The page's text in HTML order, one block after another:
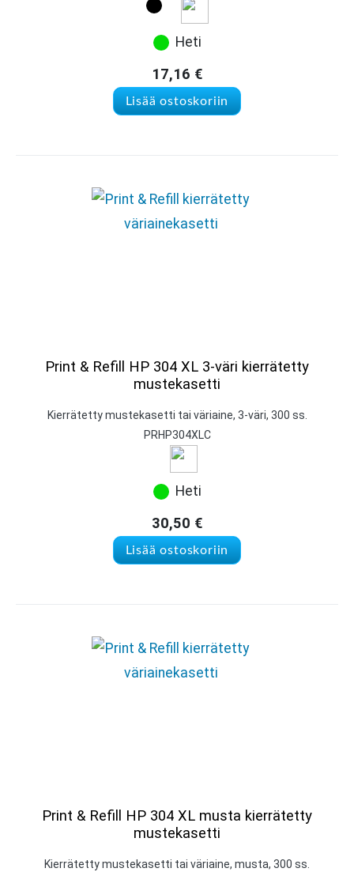
Heti
17,16 €
Lisää ostoskoriin
Print & Refill HP 304 XL 3-väri kierrätetty
mustekasetti
Kierrätetty mustekasetti tai väriaine, 3-väri, 300 ss.
PRHP304XLC
Heti
30,50 €
Lisää ostoskoriin
Print & Refill HP 304 XL musta kierrätetty
mustekasetti
Kierrätetty mustekasetti tai väriaine, musta, 300 ss.